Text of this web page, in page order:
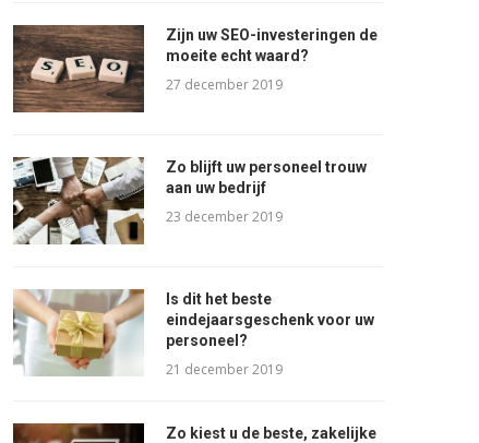
Zijn uw SEO-investeringen de
moeite echt waard?
27 december 2019
Zo blijft uw personeel trouw
aan uw bedrijf
23 december 2019
Is dit het beste
eindejaarsgeschenk voor uw
personeel?
21 december 2019
Zo kiest u de beste, zakelijke